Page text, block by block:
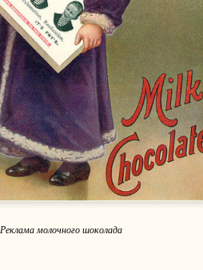
Реклама молочного шоколада